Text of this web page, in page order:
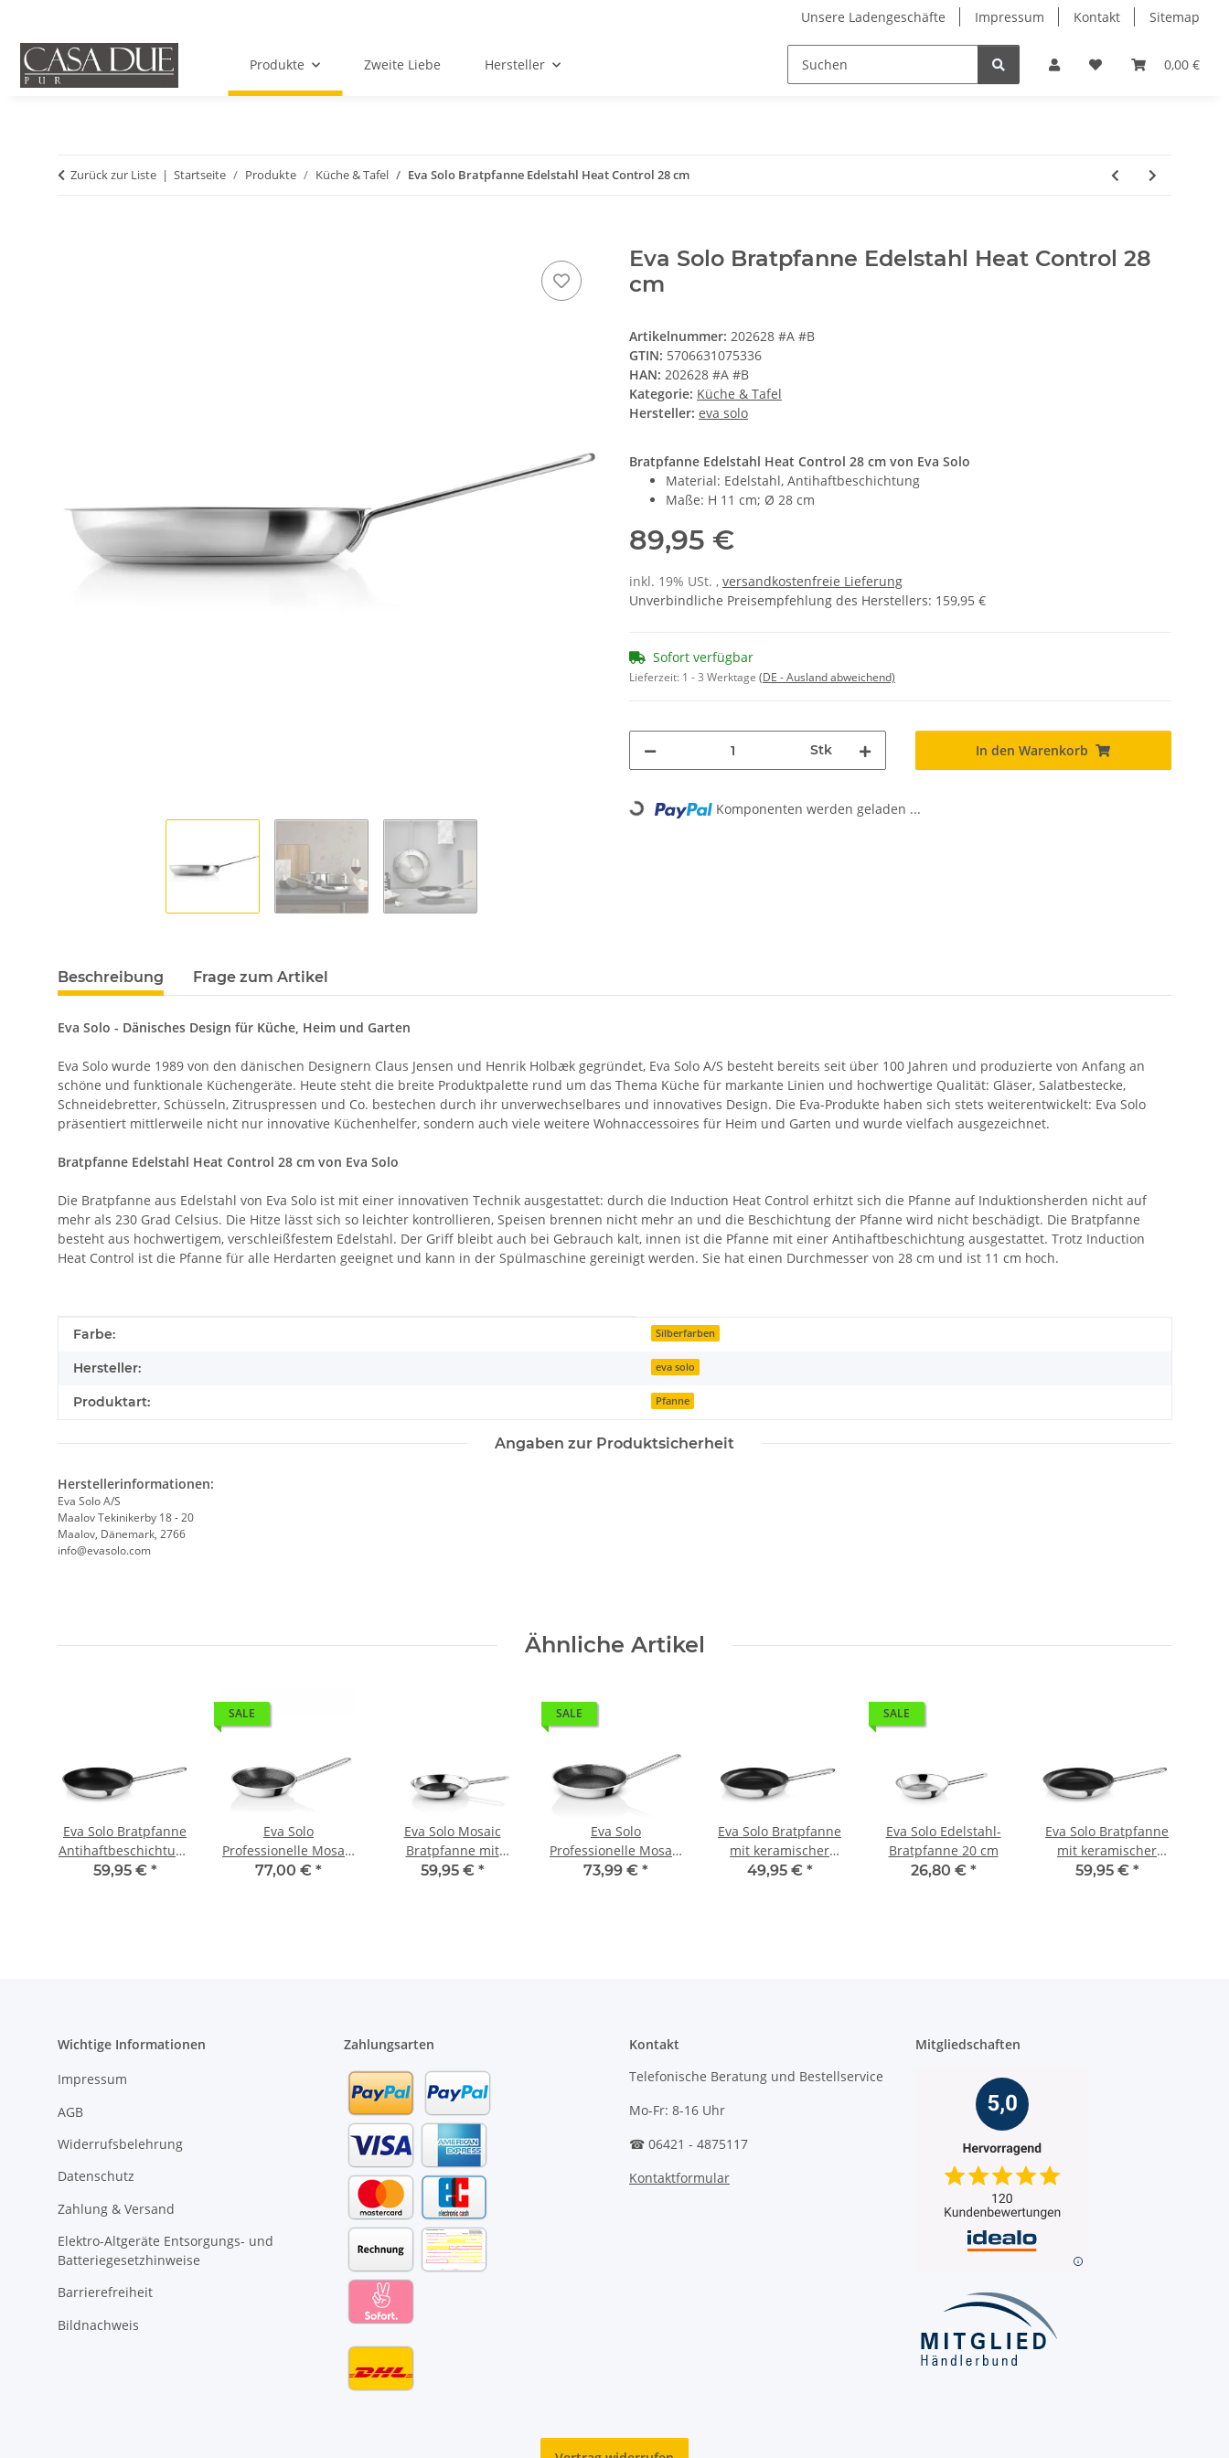
Unsere Ladengeschäfte Impressum Kontakt Sitemap
0,00 €
Produkte Zweite Liebe Hersteller
Zurück zur Liste Startseite Produkte Küche & Tafel Eva Solo Bratpfanne Edelstahl Heat Control 28 cm
Eva Solo Bratpfanne Edelstahl Heat Control 28
cm
Artikelnummer: 202628 #A #B
GTIN: 5706631075336
HAN: 202628 #A #B
Kategorie: Küche & Tafel
Hersteller: eva solo
Bratpfanne Edelstahl Heat Control 28 cm von Eva Solo
Material: Edelstahl, Antihaftbeschichtung
Maße: H 11 cm; Ø 28 cm
89,95 €
inkl. 19% USt. , versandkostenfreie Lieferung
Unverbindliche Preisempfehlung des Herstellers: 159,95 €
Sofort verfügbar
Lieferzeit: 1 - 3 Werktage (DE - Ausland abweichend)
Stk In den Warenkorb
Loading... Komponenten werden geladen ...
Beschreibung Frage zum Artikel
Eva Solo - Dänisches Design für Küche, Heim und Garten
Eva Solo wurde 1989 von den dänischen Designern Claus Jensen und Henrik Holbæk gegründet, Eva Solo A/S besteht bereits seit über 100 Jahren und produzierte von Anfang an
schöne und funktionale Küchengeräte. Heute steht die breite Produktpalette rund um das Thema Küche für markante Linien und hochwertige Qualität: Gläser, Salatbestecke,
Schneidebretter, Schüsseln, Zitruspressen und Co. bestechen durch ihr unverwechselbares und innovatives Design. Die Eva-Produkte haben sich stets weiterentwickelt: Eva Solo
präsentiert mittlerweile nicht nur innovative Küchenhelfer, sondern auch viele weitere Wohnaccessoires für Heim und Garten und wurde vielfach ausgezeichnet.
Bratpfanne Edelstahl Heat Control 28 cm von Eva Solo
Die Bratpfanne aus Edelstahl von Eva Solo ist mit einer innovativen Technik ausgestattet: durch die Induction Heat Control erhitzt sich die Pfanne auf Induktionsherden nicht auf
mehr als 230 Grad Celsius. Die Hitze lässt sich so leichter kontrollieren, Speisen brennen nicht mehr an und die Beschichtung der Pfanne wird nicht beschädigt. Die Bratpfanne
besteht aus hochwertigem, verschleißfestem Edelstahl. Der Griff bleibt auch bei Gebrauch kalt, innen ist die Pfanne mit einer Antihaftbeschichtung ausgestattet. Trotz Induction
Heat Control ist die Pfanne für alle Herdarten geeignet und kann in der Spülmaschine gereinigt werden. Sie hat einen Durchmesser von 28 cm und ist 11 cm hoch.
Produkteigenschaft
Wert
Farbe: Silberfarben
Hersteller: eva solo
Produktart: Pfanne
Angaben zur Produktsicherheit
Herstellerinformationen:
Eva Solo A/S
Maalov Tekinikerby 18 - 20
Maalov, Dänemark, 2766
info@evasolo.com
Ähnliche Artikel
Eva Solo Bratpfanne
Antihaftbeschichtung
28 cm
59,95 € *
SALE
Eva Solo
Professionelle Mosaic
Bratpfanne mit
77,00 € *
Eva Solo Mosaic
Bratpfanne mit
Keramikbeschichtung
59,95 € *
SALE
Eva Solo
Professionelle Mosaic
Bratpfanne mit
73,99 € *
Eva Solo Bratpfanne
mit keramischer
Antihaftbeschichtung
49,95 € *
SALE
Eva Solo Edelstahl-
Bratpfanne 20 cm
26,80 € *
Eva Solo Bratpfanne
mit keramischer
Antihaftbeschichtung
59,95 € *
Wichtige Informationen
Impressum
AGB
Widerrufsbelehrung
Datenschutz
Zahlung & Versand
Elektro-Altgeräte Entsorgungs- und
Batteriegesetzhinweise
Barrierefreiheit
Bildnachweis
Zahlungsarten
Kontakt
Telefonische Beratung und Bestellservice
Mo-Fr: 8-16 Uhr
☎ 06421 - 4875117
Kontaktformular
Mitgliedschaften